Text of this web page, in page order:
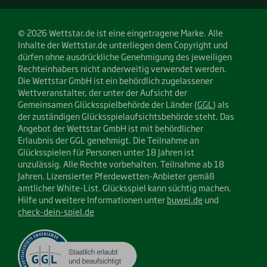
© 2026 Wettstar.de ist eine eingetragene Marke. Alle
Inhalte der Wettstar.de unterliegen dem Copyright und
dürfen ohne ausdrückliche Genehmigung des jeweiligen
Rechteinhabers nicht anderweitig verwendet werden.
Die Wettstar GmbH ist ein behördlich zugelassener
Wettveranstalter, der unter der Aufsicht der
Gemeinsamen Glücksspielbehörde der Länder (GGL ) als
der zuständigen Glücksspielaufsichtsbehörde steht. Das
Angebot der Wettstar GmbH ist mit behördlicher
Erlaubnis der GGL genehmigt. Die Teilnahme an
Glücksspielen für Personen unter 18 Jahren ist
unzulässig. Alle Rechte vorbehalten. Teilnahme ab 18
Jahren. Lizensierter Pferdewetten-Anbieter gemäß
amtlicher White-List. Glücksspiel kann süchtig machen.
Hilfe und weitere Informationen unterbuwei.deund
check-dein-spiel.de